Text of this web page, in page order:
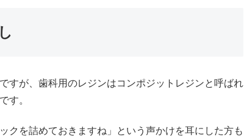
すが、歯科用のレジンはコンポジットレジンと呼ばれ
す。
クを詰めておきますね」という声かけを耳にした方も